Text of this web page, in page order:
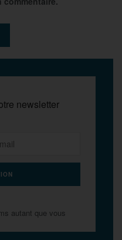
newsletter
autant que vous